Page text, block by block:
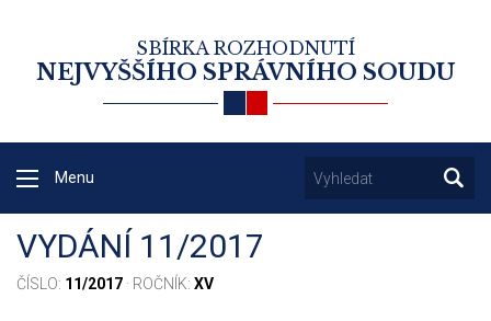
SBÍRKA ROZHODNUTÍ
NEJVYŠŠÍHO SPRÁVNÍHO SOUDU
Menu
VYDÁNÍ 11/2017
ČÍSLO: 11/2017 · ROČNÍK: XV